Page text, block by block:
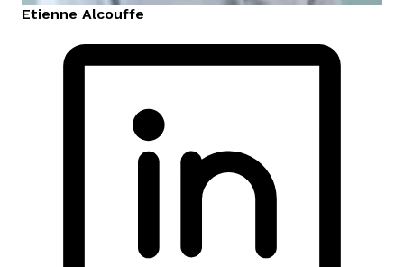
Etienne Alcouffe